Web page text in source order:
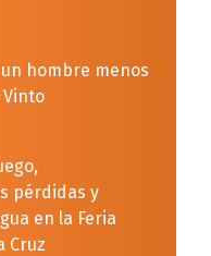
hombre menos
pérdidas y
en la Feria
Cruz